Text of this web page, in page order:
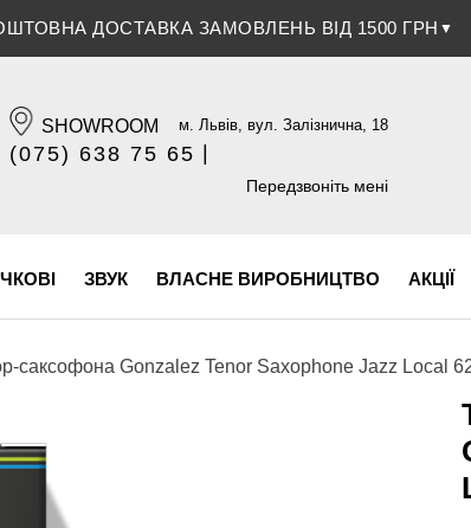
5% ПРИ ОПЛАТІ БАНКІВСЬКОЮ КАРТКОЮ▼
SHOWROOM м. Львів, вул. Залізнична, 18
(075) 638 75 65
(096) 609 84 32
Передзвоніть мені
ЗВУК ВЛАСНЕ ВИРОБНИЦТВО АКЦІЇ
саксофона Gonzalez Tenor Saxophone Jazz Local